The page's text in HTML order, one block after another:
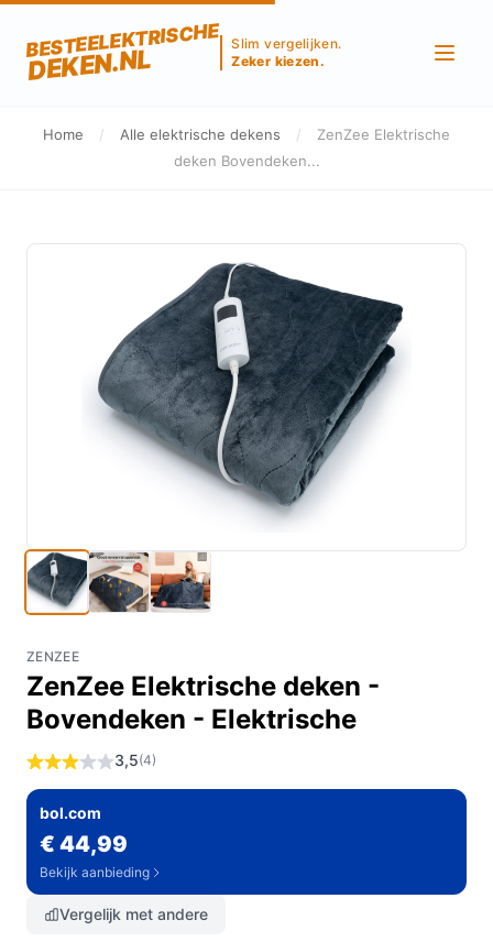
BESTEELEKTRISCHE
DEKEN.NL
Slim vergelijken.
Zeker kiezen.
Home / Alle elektrische dekens /
ZenZee Elektrische
deken Bovendeken...
ZENZEE
ZenZee Elektrische deken -
Bovendeken - Elektrische
3,5(4)
bol.com
€ 44,99
Bekijk aanbieding
Vergelijk met andere